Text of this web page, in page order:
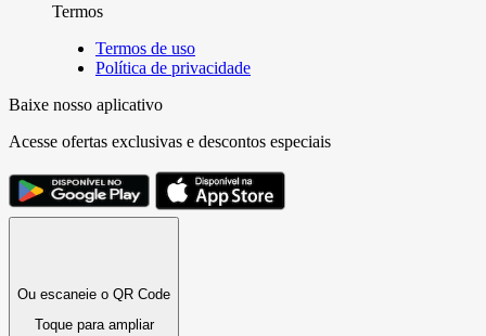
Termos
Termos de uso
Política de privacidade
Baixe nosso aplicativo
Acesse ofertas exclusivas e descontos especiais
Ou escaneie o QR Code
Toque para ampliar